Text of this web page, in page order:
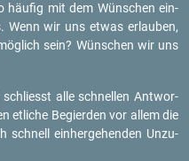
häu­fig mit dem Wün­schen ein­
Wenn wir uns etwas er­lau­ben,
sein? Wün­schen wir uns
schliesst alle schnel­len Ant­wor­
et­li­che Be­gier­den vor allem die
schnell ein­her­ge­hen­den Un­zu­